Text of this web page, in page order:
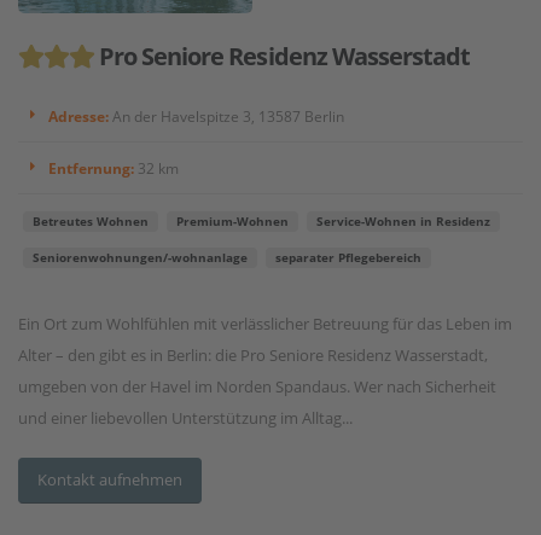
Pro Seniore Residenz Wasserstadt
Adresse: An der Havelspitze 3, 13587 Berlin
Entfernung: 32 km
Betreutes Wohnen Premium-Wohnen Service-Wohnen in Residenz
Seniorenwohnungen/-wohnanlage separater Pflegebereich
Ein Ort zum Wohlfühlen mit verlässlicher Betreuung für das Leben im
Alter – den gibt es in Berlin: die Pro Seniore Residenz Wasserstadt,
umgeben von der Havel im Norden Spandaus. Wer nach Sicherheit
und einer liebevollen Unterstützung im Alltag...
Kontakt aufnehmen